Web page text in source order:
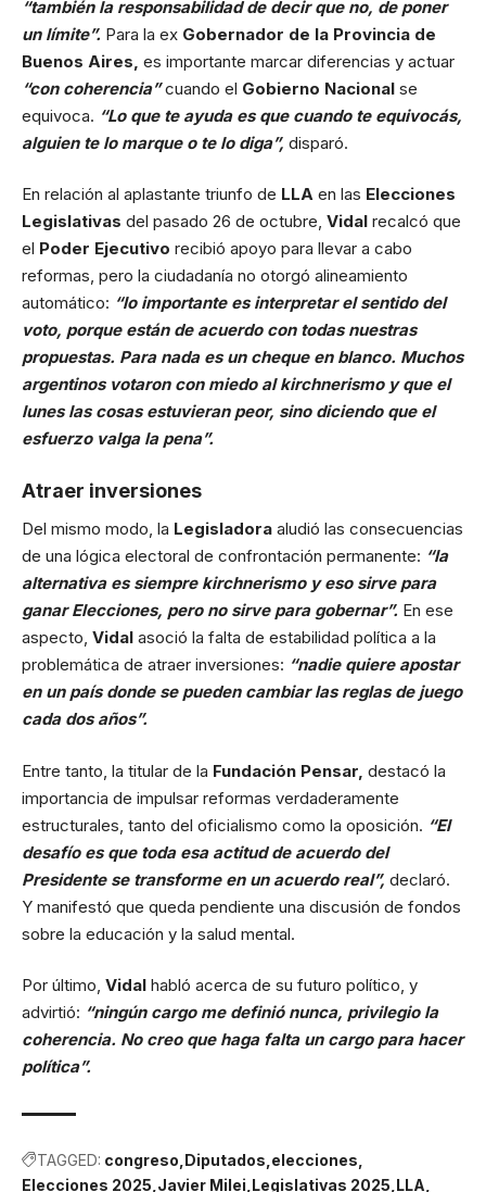
“también la responsabilidad de decir que no, de poner
un límite”. Para la ex Gobernador de la Provincia de
Buenos Aires, es importante marcar diferencias y actuar
“con coherencia”cuando el Gobierno Nacional se
equivoca. “Lo que te ayuda es que cuando te equivocás,
alguien te lo marque o te lo diga”, disparó.
En relación al aplastante triunfo de LLA en las Elecciones
Legislativas del pasado 26 de octubre, Vidal recalcó que
el Poder Ejecutivo recibió apoyo para llevar a cabo
reformas, pero la ciudadanía no otorgó alineamiento
automático: “lo importante es interpretar el sentido del
voto, porque están de acuerdo con todas nuestras
propuestas. Para nada es un cheque en blanco. Muchos
argentinos votaron con miedo al kirchnerismo y que el
lunes las cosas estuvieran peor, sino diciendo que el
esfuerzo valga la pena”.
Atraer inversiones
Del mismo modo, la Legisladora aludió las consecuencias
de una lógica electoral de confrontación permanente: “la
alternativa es siempre kirchnerismo y eso sirve para
ganar Elecciones, pero no sirve para gobernar”. En ese
aspecto, Vidal asoció la falta de estabilidad política a la
problemática de atraer inversiones: “nadie quiere apostar
en un país donde se pueden cambiar las reglas de juego
cada dos años”.
Entre tanto, la titular de la Fundación Pensar, destacó la
importancia de impulsar reformas verdaderamente
estructurales, tanto del oficialismo como la oposición. “El
desafío es que toda esa actitud de acuerdo del
Presidente se transforme en un acuerdo real”, declaró.
Y manifestó que queda pendiente una discusión de fondos
sobre la educación y la salud mental.
Por último, Vidal habló acerca de su futuro político, y
advirtió: “ningún cargo me definió nunca, privilegio la
coherencia. No creo que haga falta un cargo para hacer
política”.
TAGGED: congreso Diputados elecciones
Elecciones 2025 Javier Milei Legislativas 2025 LLA